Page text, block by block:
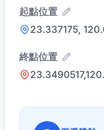
起點位置
23.337175,
終點位置